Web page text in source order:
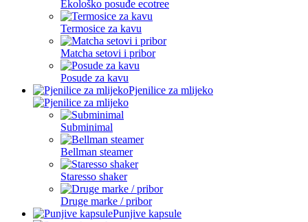
Ekološko posuđe ecotree
Termosice za kavu
Matcha setovi i pribor
Posude za kavu
Pjenilice za mlijeko
Subminimal
Bellman steamer
Staresso shaker
Druge marke / pribor
Punjive kapsule